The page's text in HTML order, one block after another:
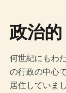
政治
何世紀にもわ
の行政の中心
居住していま